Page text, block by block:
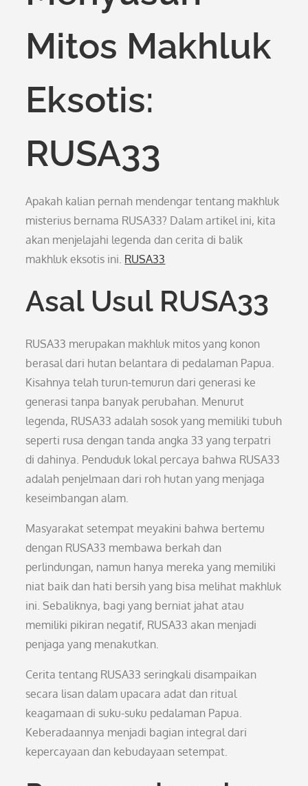
Mitos Makhluk
Eksotis:
RUSA33
Apakah kalian pernah mendengar tentang makhluk
misterius bernama RUSA33? Dalam artikel ini, kita
akan menjelajahi legenda dan cerita di balik
makhluk eksotis ini. RUSA33
Asal Usul RUSA33
RUSA33 merupakan makhluk mitos yang konon
berasal dari hutan belantara di pedalaman Papua.
Kisahnya telah turun-temurun dari generasi ke
generasi tanpa banyak perubahan. Menurut
legenda, RUSA33 adalah sosok yang memiliki tubuh
seperti rusa dengan tanda angka 33 yang terpatri
di dahinya. Penduduk lokal percaya bahwa RUSA33
adalah penjelmaan dari roh hutan yang menjaga
keseimbangan alam.
Masyarakat setempat meyakini bahwa bertemu
dengan RUSA33 membawa berkah dan
perlindungan, namun hanya mereka yang memiliki
niat baik dan hati bersih yang bisa melihat makhluk
ini. Sebaliknya, bagi yang berniat jahat atau
memiliki pikiran negatif, RUSA33 akan menjadi
penjaga yang menakutkan.
Cerita tentang RUSA33 seringkali disampaikan
secara lisan dalam upacara adat dan ritual
keagamaan di suku-suku pedalaman Papua.
Keberadaannya menjadi bagian integral dari
kepercayaan dan kebudayaan setempat.